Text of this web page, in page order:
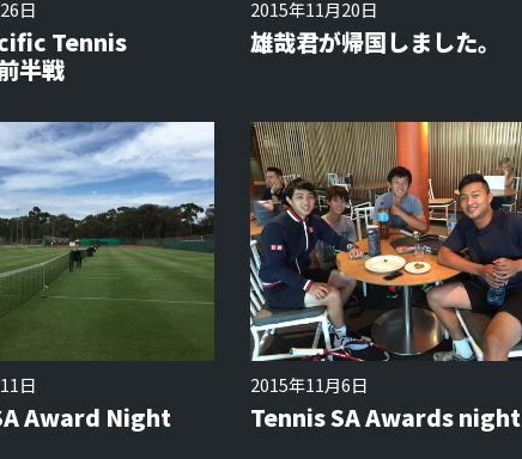
日
Tennis
半戦
2015年11月20日
雄哉君が帰国しました。
日
Award Night
2015年11月6日
Tennis SA Awards night